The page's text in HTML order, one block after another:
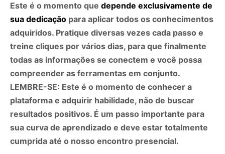
Este é o momento que depende exclusivamente de
sua dedicação para aplicar todos os conhecimentos
adquiridos. Pratique diversas vezes cada passo e
treine cliques por vários dias, para que finalmente
todas as informações se conectem e você possa
compreender as ferramentas em conjunto.
LEMBRE-SE: Este é o momento de conhecer a
plataforma e adquirir habilidade, não de buscar
resultados positivos. É um passo importante para
sua curva de aprendizado e deve estar totalmente
cumprida até o nosso encontro presencial.